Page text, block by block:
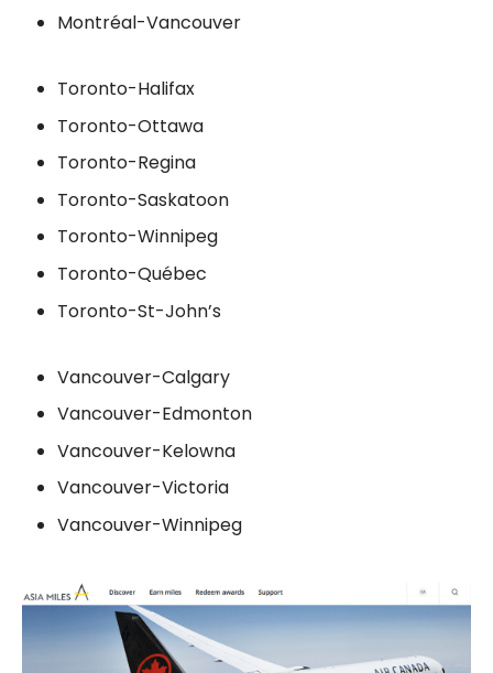
Montréal-Vancouver
Toronto-Halifax
Toronto-Ottawa
Toronto-Regina
Toronto-Saskatoon
Toronto-Winnipeg
Toronto-Québec
Toronto-St-John’s
Vancouver-Calgary
Vancouver-Edmonton
Vancouver-Kelowna
Vancouver-Victoria
Vancouver-Winnipeg